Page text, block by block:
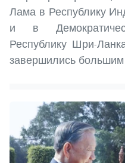
Лама в Республику
и в
Республику Шри-
завершились большим